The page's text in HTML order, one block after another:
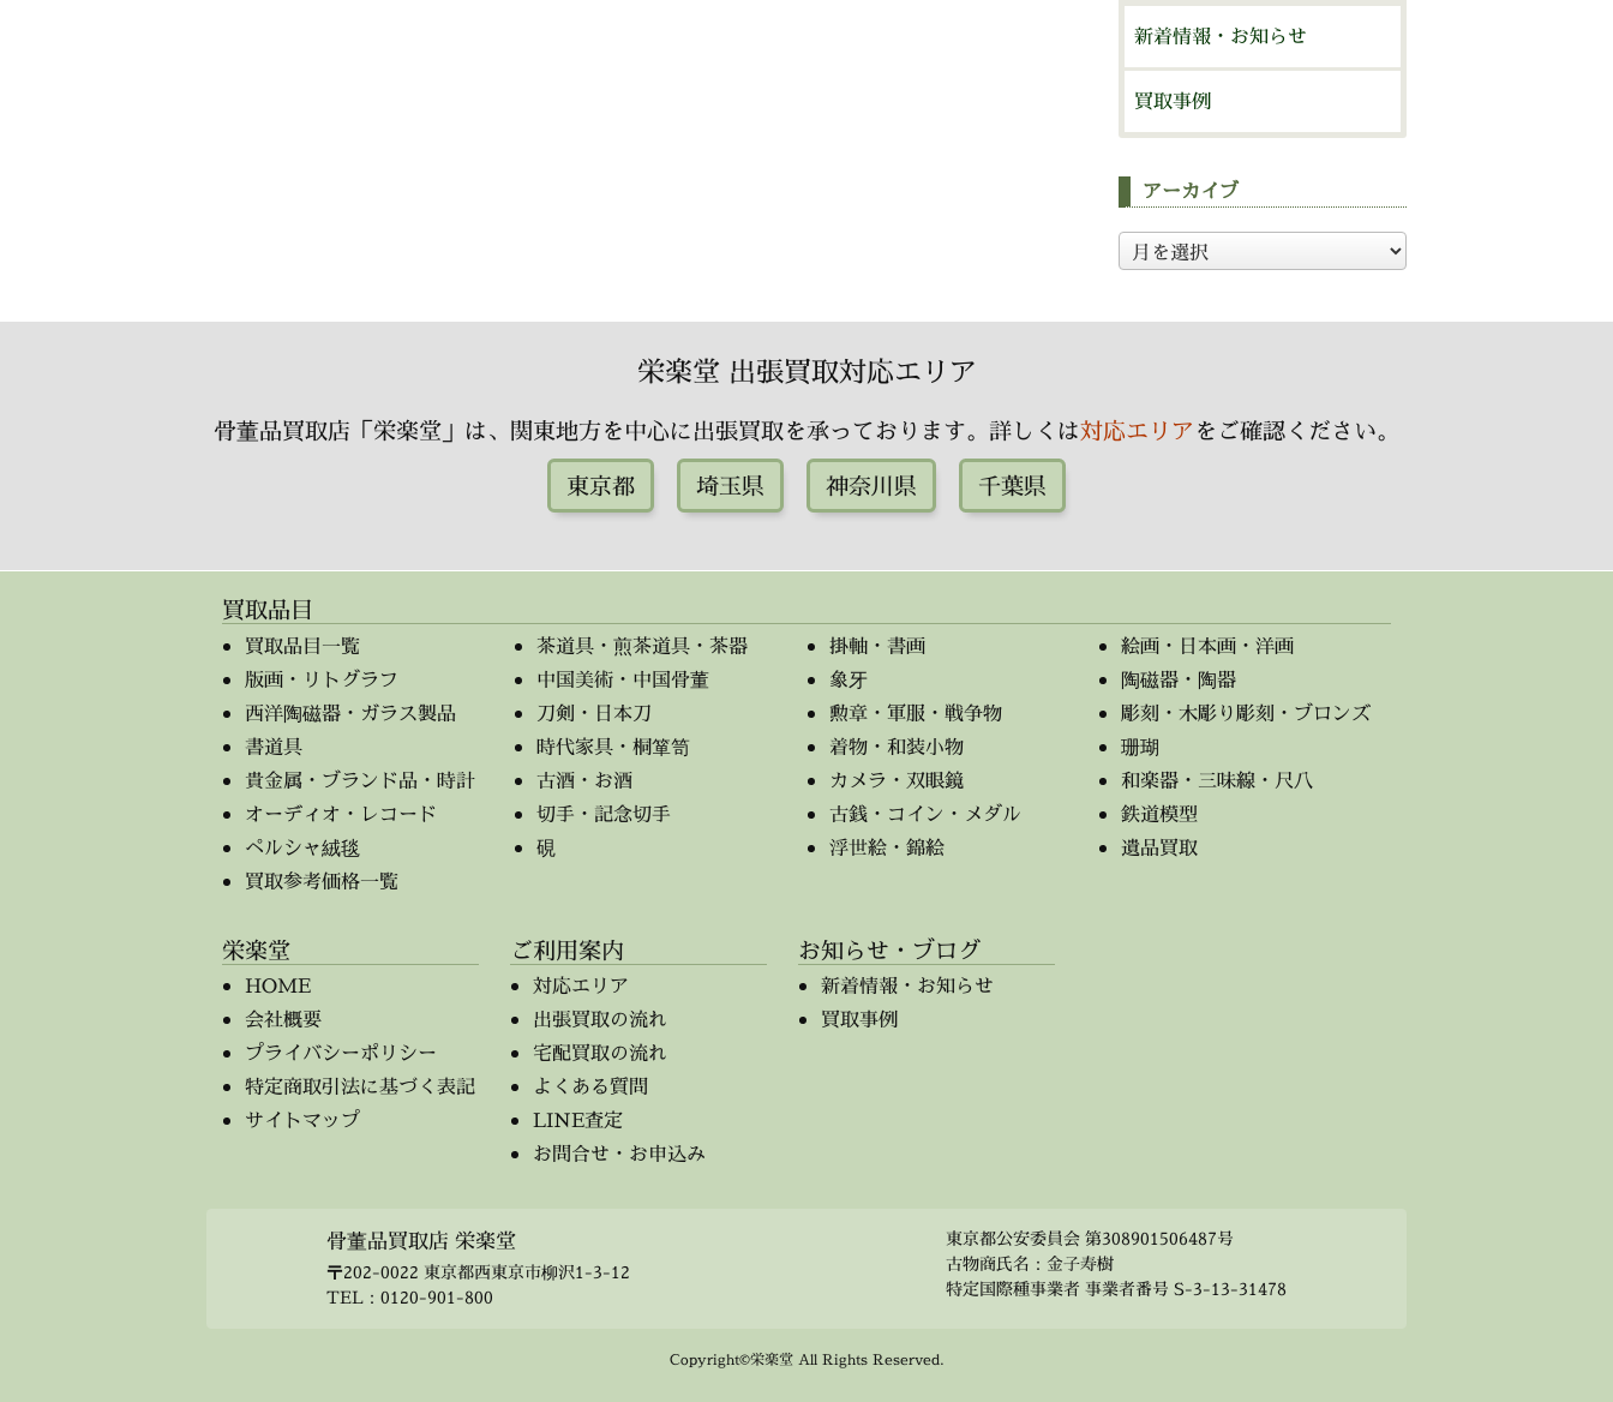
新着情報・お知らせ
買取事例
アーカイブ
ア
ー
イ
栄楽堂 出張買取対応エリア
骨董品買取店「栄楽堂」は、関東地方を中心に出張買取を承っております。詳しくは対応エリアをご確認ください。
東京都
埼玉県 神奈川県 千葉県
買取品目
買取品目一覧 茶道具・煎茶道具・茶器 掛軸・書画
絵画・日本画・洋画
版画・リトグラフ
中国美術・中国骨董 象牙
陶磁器・陶器
西洋陶磁器・ガラス製品
刀剣・日本刀 勲章・軍服・戦争物
彫刻・木彫り彫刻・ブロンズ
書道具
時代家具・桐箪笥 着物・和装小物
珊瑚
貴金属・ブランド品・時計
古酒・お酒 カメラ・双眼鏡
和楽器・三味線・尺八
オーディオ・レコード
切手・記念切手 古銭・コイン・メダル
鉄道模型
ペルシャ絨毯
硯 浮世絵・錦絵
遺品買取
買取参考価格一覧
栄楽堂
HOME
会社概要
プライバシーポリシー
特定商取引法に基づく表記
サイトマップ
ご利用案内
対応エリア
出張買取の流れ
宅配買取の流れ
よくある質問
LINE査定
お問合せ・お申込み
お知らせ・ブログ
新着情報・お知らせ
買取事例
骨董品買取店 栄楽堂
〒202-0022 東京都西東京市柳沢1-3-12
TEL： 0120-901-800
東京都公安委員会 第308901506487号
古物商氏名：金子寿樹
特定国際種事業者 事業者番号 S-3-13-31478
Copyright©栄楽堂 All Rights Reserved.